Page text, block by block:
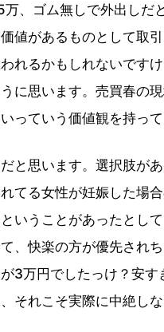
万、ゴム無しで外出し
値があるものとして取
れるかもしれないです
に思います。売買春の
っていう価値観を持っ
思います。選択肢があ
てる女性が妊娠した場
いうことがあったとし
、快楽の方が優先され
3万円でしたっけ？安
それこそ実際に中絶し